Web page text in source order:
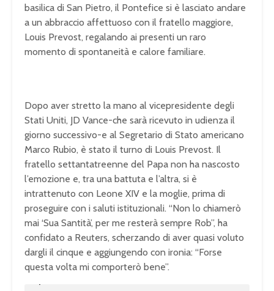
basilica di San Pietro, il Pontefice si è lasciato andare
a un abbraccio affettuoso con il fratello maggiore,
Louis Prevost, regalando ai presenti un raro
momento di spontaneità e calore familiare.
Dopo aver stretto la mano al vicepresidente degli
Stati Uniti, JD Vance-che sarà ricevuto in udienza il
giorno successivo-e al Segretario di Stato americano
Marco Rubio, è stato il turno di Louis Prevost. Il
fratello settantatreenne del Papa non ha nascosto
l’emozione e, tra una battuta e l’altra, si è
intrattenuto con Leone XIV e la moglie, prima di
proseguire con i saluti istituzionali. “Non lo chiamerò
mai ‘Sua Santità’, per me resterà sempre Rob”, ha
confidato a Reuters, scherzando di aver quasi voluto
dargli il cinque e aggiungendo con ironia: “Forse
questa volta mi comporterò bene”.